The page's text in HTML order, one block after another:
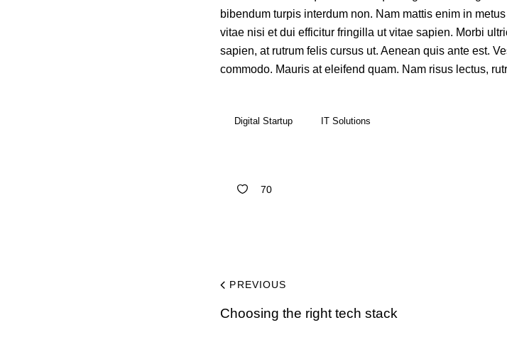
bibendum turpis interdum non. Nam mattis enim in
vitae nisi et dui efficitur fringilla ut vitae sapien. Morbi
sapien, at rutrum felis cursus ut. Aenean quis ante est.
commodo. Mauris at eleifend quam. Nam risus lectus,
Digital Startup IT Solutions
70
PREVIOUS
Choosing the right tech stack